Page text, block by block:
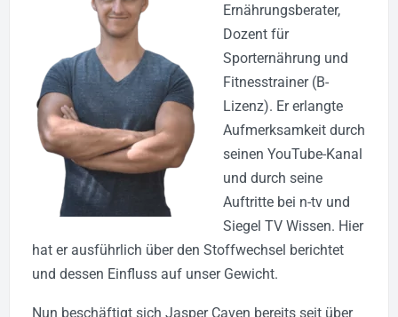
Ernährungsberater,
Dozent für
Sporternährung und
Fitnesstrainer (B-
Lizenz). Er erlangte
Aufmerksamkeit durch
seinen YouTube-Kanal
und durch seine
Auftritte bei n-tv und
Siegel TV Wissen. Hier
hat er ausführlich über den Stoffwechsel berichtet
und dessen Einfluss auf unser Gewicht.
Nun beschäftigt sich Jasper Caven bereits seit über